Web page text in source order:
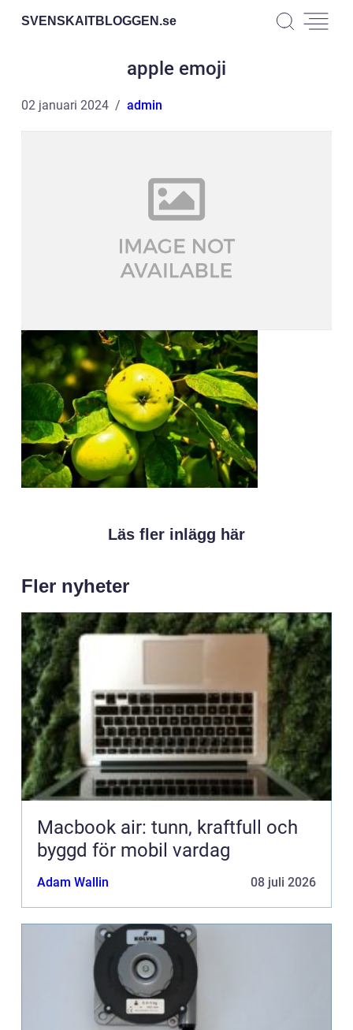
SVENSKAITBLOGGEN.se
apple emoji
02 januari 2024 admin
Läs fler inlägg här
Fler nyheter
Macbook air: tunn, kraftfull och
byggd för mobil vardag
Adam Wallin 08 juli 2026